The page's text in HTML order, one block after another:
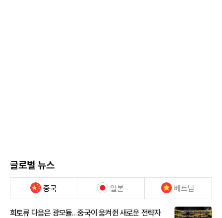
글로벌 뉴스
중국 일본 베트남
희토류 다음은 광모듈…중국이 움켜쥔 새로운 전략자